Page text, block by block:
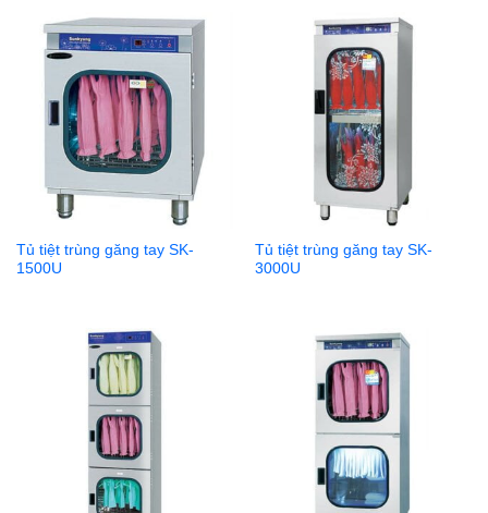
Tủ tiệt trùng găng tay SK-
1500U
Tủ tiệt trùng găng tay SK-
3000U